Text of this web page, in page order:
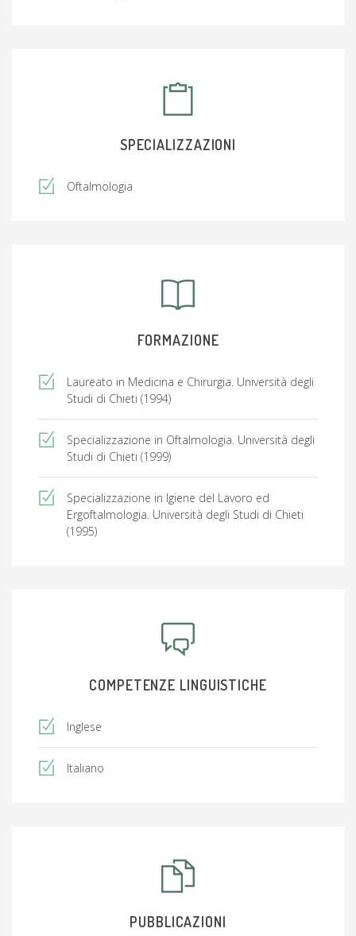
SPECIALIZZAZIONI
Oftalmologia
FORMAZIONE
Laureato in Medicina e Chirurgia. Università degli
Studi di Chieti (1994)
Specializzazione in Oftalmologia. Università degli
Studi di Chieti (1999)
Specializzazione in Igiene del Lavoro ed
Ergoftalmologia. Università degli Studi di Chieti
(1995)
COMPETENZE LINGUISTICHE
Inglese
Italiano
PUBBLICAZIONI